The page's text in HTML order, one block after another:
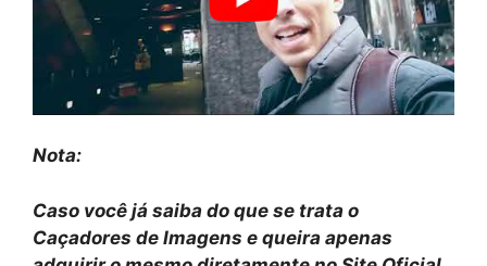
Nota:
Caso você já saiba do que se trata o
Caçadores de Imagens e queira apenas